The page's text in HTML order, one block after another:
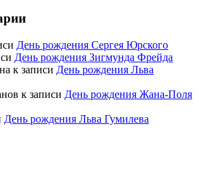
День рождения Сергея Юрского
День рождения Зигмунда Фрейда
к записи День рождения Льва
к записи День рождения Жана-Поля
День рождения Льва Гумилева